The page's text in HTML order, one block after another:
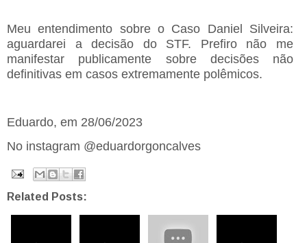
Meu entendimento sobre o Caso Daniel Silveira:
aguardarei a decisão do STF. Prefiro não me
manifestar publicamente sobre decisões não
definitivas em casos extremamente polêmicos.
Eduardo, em 28/06/2023
No instagram @eduardorgoncalves
Related Posts: